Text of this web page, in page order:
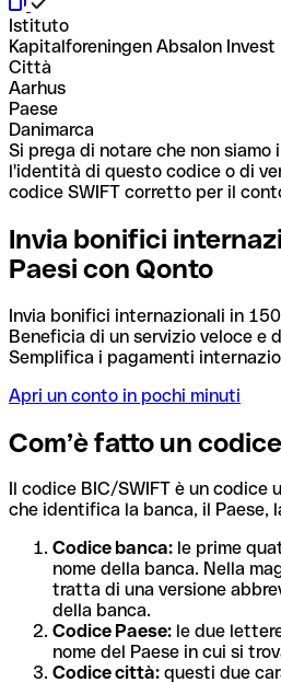
Istituto
Kapitalforeningen Absalon Invest
Città
Aarhus
Paese
Danimarca
Si prega di notare che non siamo
l'identità di questo codice o di
codice SWIFT corretto per il
Invia bonifici
Paesi con Qonto
Invia bonifici internazionali in
Beneficia di un servizio veloce e
Semplifica i pagamenti
Apri un conto in pochi minuti
Com’è fatto un
Il codice BIC/SWIFT è un
che identifica la banca, il Paese,
Codice banca: le prime
nome della banca. Nella
tratta di una versione
della banca.
Codice Paese: le due
nome del Paese in cui si
Codice città: questi due